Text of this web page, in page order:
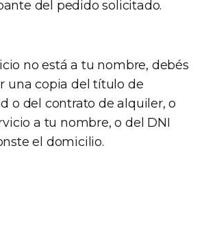
del pedido solicitado.
no está a tu nombre, debés
una copia del título de
o del contrato de alquiler, o
a tu nombre, o del DNI
el domicilio.